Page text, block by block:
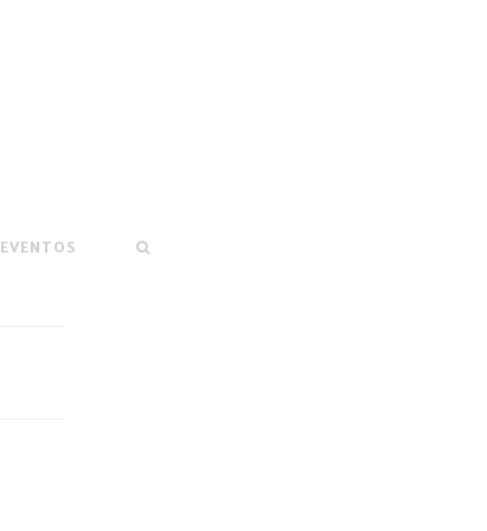
EVENTOS